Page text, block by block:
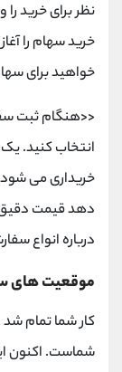
نظر برای خرید
خرید سهام را
خواهید برای
<<هنگام ثبت
انتخاب کنید. یک
خریداری می
دهد قیمت
درباره انواع
موقعیت های
کار شما تمام شد
شماست. اکنون